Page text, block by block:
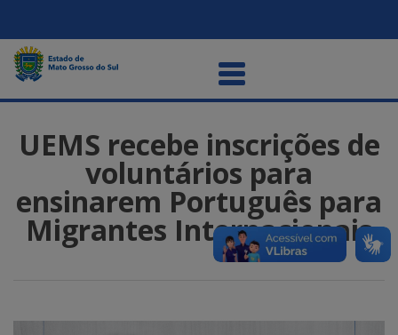
UEMS recebe inscrições de
voluntários para
ensinarem Português para
Migrantes Internacionais